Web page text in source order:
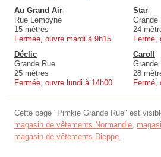
Au Grand Air
Rue Lemoyne
15 mètres
Fermée, ouvre mardi à 9h15
Star
Grande
24
Fermé,
Déclic
Grande Rue
25 mètres
Fermée, ouvre lundi à 14h00
Caroll
Grande
28
Fermé,
Cette page "Pimkie Grande Rue" est
magasin de vêtements Normandie
magasin de vêtements Dieppe